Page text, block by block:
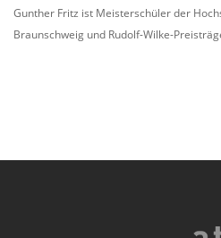
Gunther Fritz ist Meisterschüler der
Braunschweig und Rudolf-Wilke-